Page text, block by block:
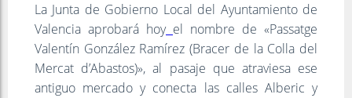
La Junta de Gobierno Local del Ayuntamiento de
Valencia aprobará hoy el nombre de «Passatge
Valentín González Ramírez (Bracer de la Colla del
Mercat d’Abastos)», al pasaje que atraviesa ese
antiguo mercado y conecta las calles Alberic y